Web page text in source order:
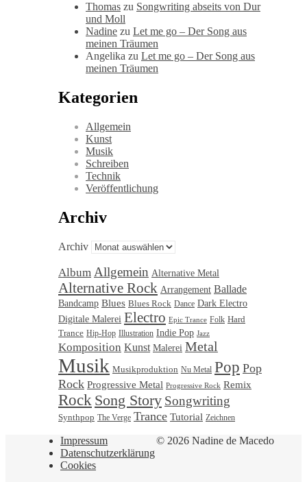
Thomas zu Songwriting abseits von Dur
und Moll
Nadine zu Let me go – Der Song aus
meinen Träumen
Angelika zu Let me go – Der Song aus
meinen Träumen
Kategorien
Allgemein
Kunst
Musik
Schreiben
Technik
Veröffentlichung
Archiv
Archiv
Album Allgemein Alternative Metal
Alternative Rock Arrangement Ballade
Bandcamp Blues Blues Rock Dance Dark Electro
Digitale Malerei Electro Epic Trance Folk Hard
Trance Hip-Hop Illustration Indie Pop Jazz
Komposition Kunst Malerei Metal
Musik Musikproduktion Nu Metal Pop Pop
Rock Progressive Metal Progressive Rock Remix
Rock Song Story Songwriting
Synthpop The Verge Trance Tutorial Zeichnen
© 2026 Nadine de Macedo
Impressum
Datenschutzerklärung
Cookies